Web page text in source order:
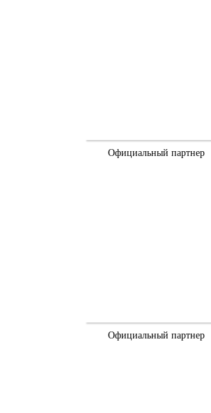
Официальный партнер
Официальный партнер